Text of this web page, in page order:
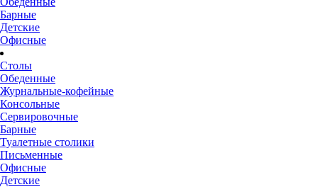
Барные
Детские
Офисные
Столы
Обеденные
Журнальные-кофейные
Консольные
Сервировочные
Барные
Туалетные столики
Письменные
Офисные
Детские